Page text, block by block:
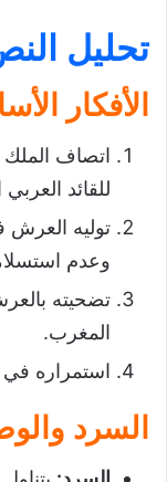
تحليل
الأفكار
اتصاف
للقائد
توليه
وعدم
تضحيته
المغرب.
استمراره في
السرد